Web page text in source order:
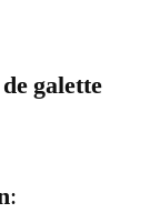
galette
: